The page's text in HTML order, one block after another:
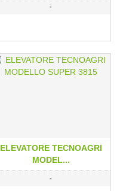
-
ELEVATORE TECNOAGRI
MODEL...
-